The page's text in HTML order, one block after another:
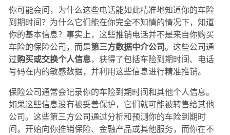
你可能会问，为什么这些电话能如此精准地知道你的车险
到期时间？为什么它们能在你完全不知情的情况下，知道
你的基本信息？事实上，这些推销电话并不是来自你购买
车险的保险公司，而是第三方数据中介公司。这些公司通
过购买或交换个人信息，获得了包括车险到期时间、电话
号码在内的敏感数据，并利用这些信息进行精准推销。
保险公司通常会记录你的车险到期时间和其他个人信息。
如果这些信息没有被妥善保护，它们就可能被转售给其他
公司。这些第三方公司通过分析和预测你的车险到期时
间，开始向你推销保险、金融产品或其他服务，而你在不